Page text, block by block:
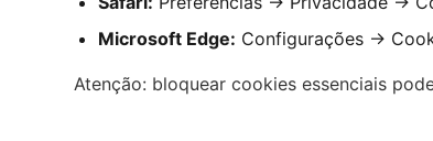
Microsoft Edge: Configurações →
Atenção: bloquear cookies essenciais